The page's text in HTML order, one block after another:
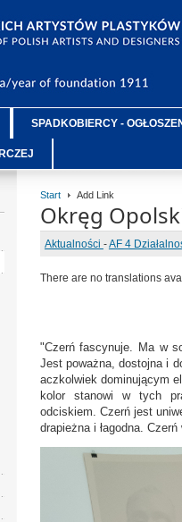
SPADKOBIERCY -
Start Add Link
Okręg
Aktualności -AF 4
There are no translations
"Czerń fascynuje. Ma w
Jest poważna, dostojna i
aczkolwiek dominującym
kolor stanowi w tych
odciskiem. Czerń jest
drapieżna i łagodna.